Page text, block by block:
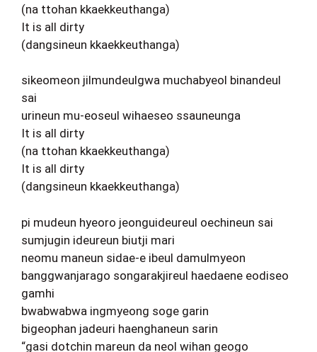
(na ttohan kkaekkeuthanga)
It is all dirty
(dangsineun kkaekkeuthanga)
sikeomeon jilmundeulgwa muchabyeol binandeul
sai
urineun mu-eoseul wihaeseo ssauneunga
It is all dirty
(na ttohan kkaekkeuthanga)
It is all dirty
(dangsineun kkaekkeuthanga)
pi mudeun hyeoro jeonguideureul oechineun sai
sumjugin ideureun biutji mari
neomu maneun sidae-e ibeul damulmyeon
banggwanjarago songarakjireul haedaene eodiseo
gamhi
bwabwabwa ingmyeong soge garin
bigeophan jadeuri haenghaneun sarin
“gasi dotchin mareun da neol wihan geogo